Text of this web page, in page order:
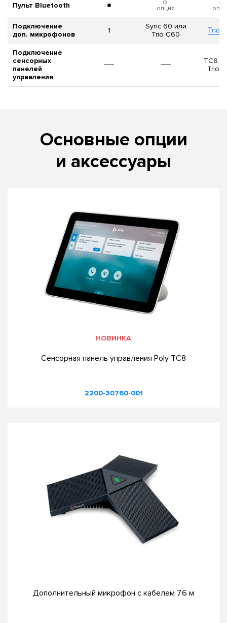
Пульт Bluetooth опция
Подключение
доп. микрофонов
1
Sync 60 или
Trio C60
Trio
Подключение
сенсорных
панелей
управления
TC8,
Trio
Основные опции
и аксессуары
НОВИНКА
Сенсорная панель управления Poly TC8
2200-30760-001
Дополнительный микрофон с кабелем 7.6 м